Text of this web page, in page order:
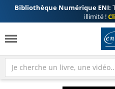
Bibliothèque Numérique ENI:
illimité !